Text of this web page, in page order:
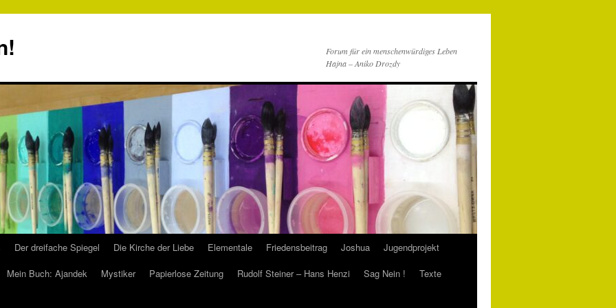
Forum für ein menschenwürdiges Leben
Hajna – Aniko Drozdy
Der dreifache Spiegel Die Kirche der Liebe Elementale Friedensbeitrag Joshua
Jugendprojekt
Mein Buch: Ajandek Mystiker Papierlose Zeitung Rudolf Steiner – Hans Henzi Sag Nein !
Texte